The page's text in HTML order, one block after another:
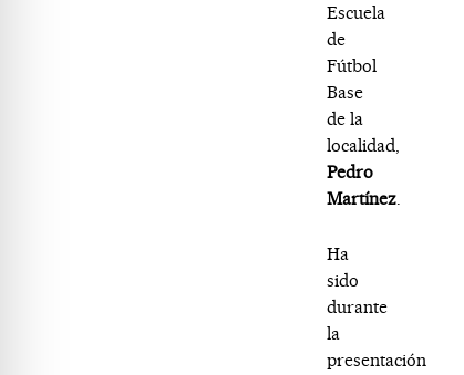
Escuela
de
Fútbol
Base
de la
localidad,
Pedro
Martínez.
Ha
sido
durante
la
presentación